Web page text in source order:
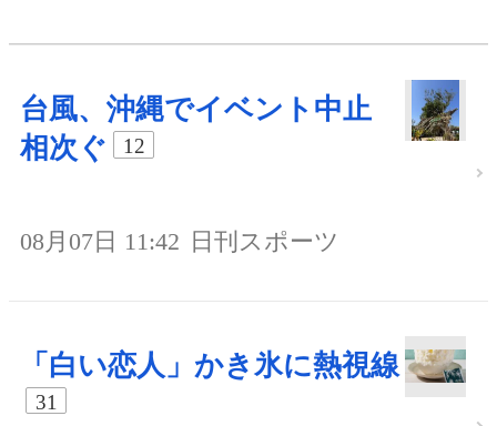
台風、沖縄でイベント中止
相次ぐ
12
08月07日 11:42 日刊スポーツ
「白い恋人」かき氷に熱視線
31